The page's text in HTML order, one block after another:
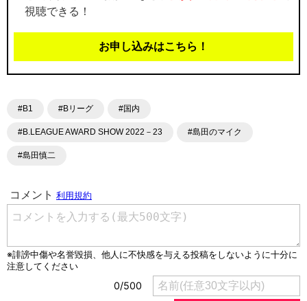
視聴できる！
お申し込みはこちら！
#B1 #Bリーグ #国内
#B.LEAGUE AWARD SHOW 2022－23 #島田のマイク
#島田慎二